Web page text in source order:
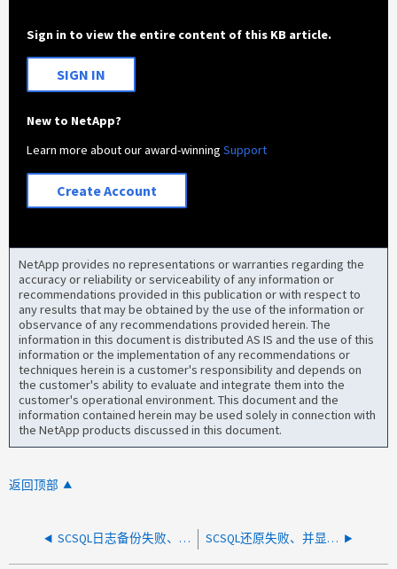
Sign in to view the entire content of this KB article.
SIGN IN
New to NetApp?
Learn more about our award-winningSupport
Create Account
NetApp provides no representations or warranties regarding the
accuracy or reliability or serviceability of any information or
recommendations provided in this publication or with respect to
any results that may be obtained by the use of the information or
observance of any recommendations provided herein. The
information in this document is distributed AS IS and the use of this
information or the implementation of any recommendations or
techniques herein is a customer's responsibility and depends on
the customer's ability to evaluate and integrate them into the
customer's operational environment. This document and the
information contained herein may be used solely in connection with
the NetApp products discussed in this document.
返回顶部
SCSQL日志备份失败、并且与主副本的连接处于非活动状态 SCSQL还原失败、并显示错误"Fail to restore。介质已写保护"